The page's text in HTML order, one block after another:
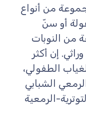
من أنواع
أو سنّ
من النوبات
إن أكثر
الطفولي،
الشبابي
الرمعية